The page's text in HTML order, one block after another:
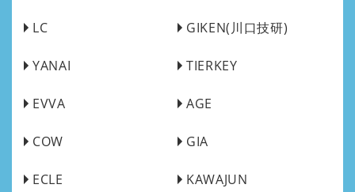
LC GIKEN(川口技研)
YANAI TIERKEY
EVVA AGE
COW GIA
ECLE KAWAJUN